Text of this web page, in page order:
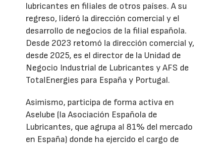
lubricantes en filiales de otros países. A su
regreso, lideró la dirección comercial y el
desarrollo de negocios de la filial española.
Desde 2023 retomó la dirección comercial y,
desde 2025, es el director de la Unidad de
Negocio Industrial de Lubricantes y AFS de
TotalEnergies para España y Portugal.
Asimismo, participa de forma activa en
Aselube (la Asociación Española de
Lubricantes, que agrupa al 81% del mercado
en España) donde ha ejercido el cargo de